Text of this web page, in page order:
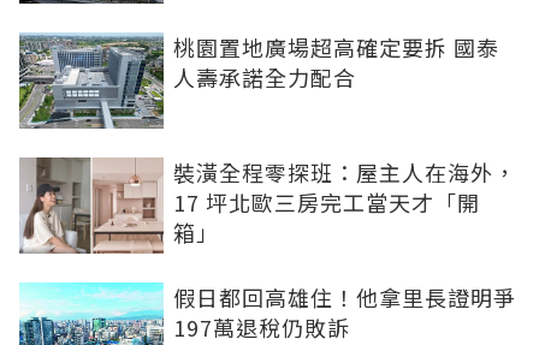
桃園置地廣場超高確定要拆 國泰
人壽承諾全力配合
裝潢全程零探班：屋主人在海外，
17 坪北歐三房完工當天才「開
箱」
假日都回高雄住！他拿里長證明爭
197萬退稅仍敗訴